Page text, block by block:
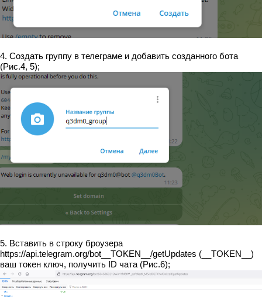
4. Создать группу в телеграме и добавить созданного бота
(Рис.4, 5);
5. Вставить в строку броузера
https://api.telegram.org/bot__TOKEN__/getUpdates (__TOKEN__)
ваш токен ключ, получить ID чата (Рис.6);